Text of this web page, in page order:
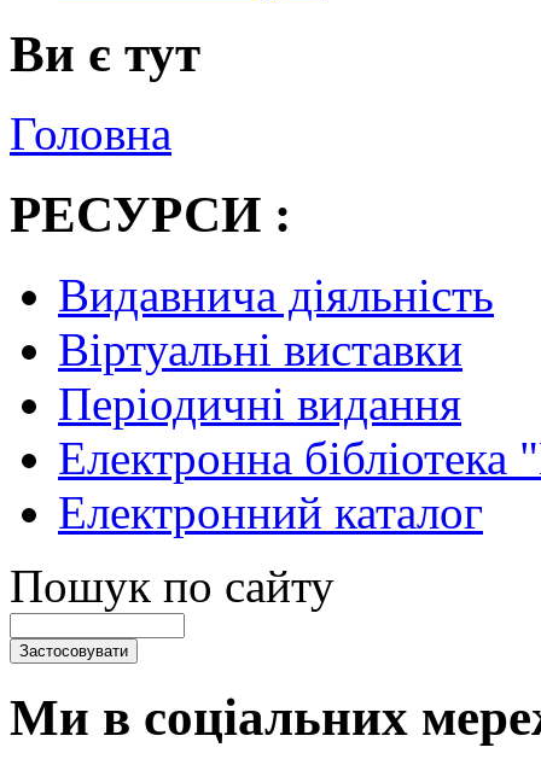
Ви є тут
Головна
РЕСУРСИ :
Видавнича діяльність
Віртуальні виставки
Періодичні видання
Електронна
Електронний каталог
Пошук по сайту
Ми в соціальних